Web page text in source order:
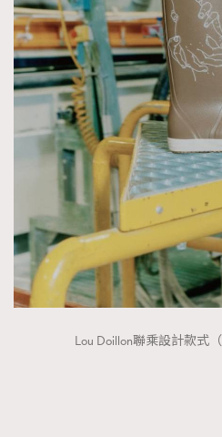
Lou Doillon聯乘設計款式